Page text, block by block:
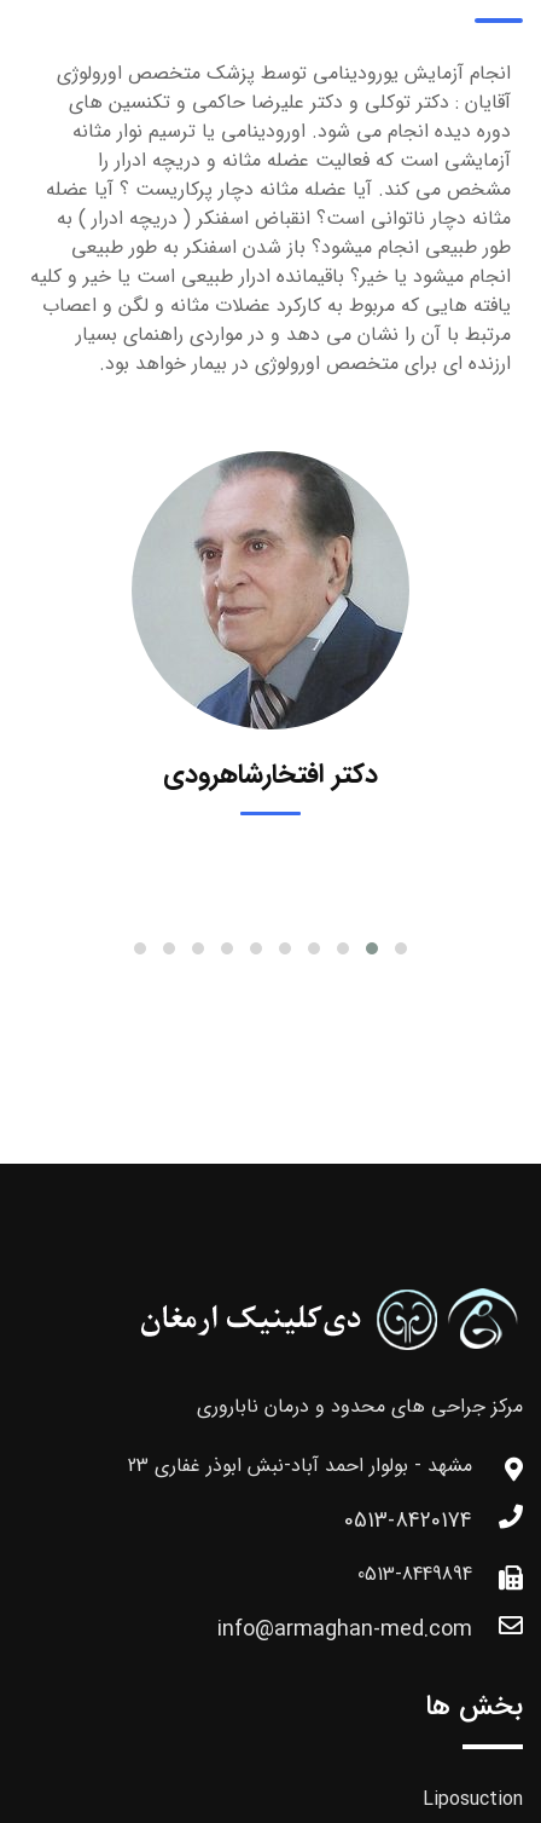
انجام آزمایش یورودینامی توسط پزشک متخصص اورولوژی
آقایان : دکتر توکلی و دکتر علیرضا حاکمی و تکنسین های
دوره دیده انجام می شود. اورودینامی یا ترسیم نوار مثانه
آزمایشی است که فعالیت عضله مثانه و دریچه ادرار را
مشخص می کند. آیا عضله مثانه دچار پرکاریست ؟ آیا عضله
مثانه دچار ناتوانی است؟ انقباض اسفنکر ( دریچه ادرار ) به
طور طبیعی انجام میشود؟ باز شدن اسفنکر به طور طبیعی
انجام میشود یا خیر؟ باقیمانده ادرار طبیعی است یا خیر و کلیه
یافته هایی که مربوط به کارکرد عضلات مثانه و لگن و اعصاب
مرتبط با آن را نشان می دهد و در مواردی راهنمای بسیار
ارزنده ای برای متخصص اورولوژی در بیمار خواهد بود.
دکتر افتخارشاهرودی
مرکز جراحی های محدود و درمان ناباروری
مشهد - بولوار احمد آباد-نبش ابوذر غفاری 23
0513-8420174
0513-8449894
info@armaghan-med.com
بخش ها
Liposuction